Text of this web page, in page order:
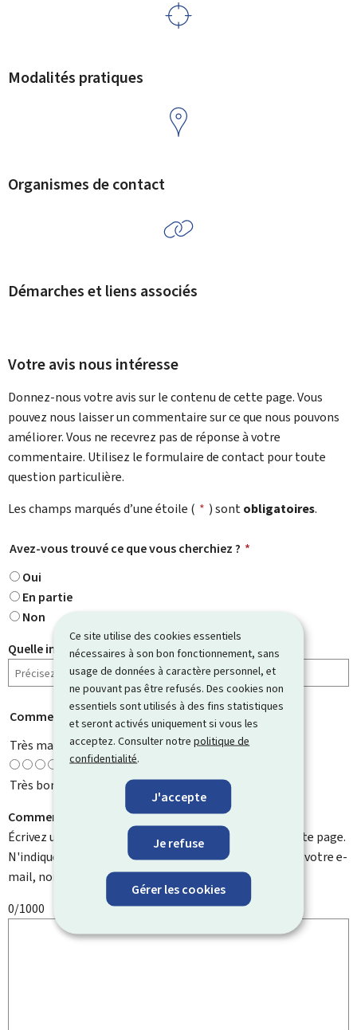
Ce site utilise des cookies essentiels
nécessaires à son bon fonctionnement, sans
usage de données à caractère personnel, et
ne pouvant pas être refusés. Des cookies non
essentiels sont utilisés à des fins statistiques
et seront activés uniquement si vous les
acceptez. Consulter notrepolitique de
confidentialité.
J'accepte
Je refuse
Gérer les cookies
Modalités pratiques
Organismes de contact
Démarches et liens associés
Votre avis nous intéresse
Donnez-nous votre avis sur le contenu de cette page. Vous
pouvez nous laisser un commentaire sur ce que nous pouvons
améliorer. Vous ne recevrez pas de réponse à votre
commentaire. Utilisez le formulaire de contact pour toute
question particulière.
Les champs marqués d’une étoile ( * ) sontobligatoires.
Avez-vous trouvé ce que vous cherchiez ? *
Oui
En partie
Non
Quelle information cherchiez-vous ?
Comment évaluez-vous cette page ?
Très mauvaise
Très bonne
Comment pouvons-nous l'améliorer ?
Écrivez un commentaire et aidez-nous à améliorer cette page.
N'indiquez pas d'informations personnelles telles que votre e-
mail, nom, numéro de téléphone, etc.
0/1000